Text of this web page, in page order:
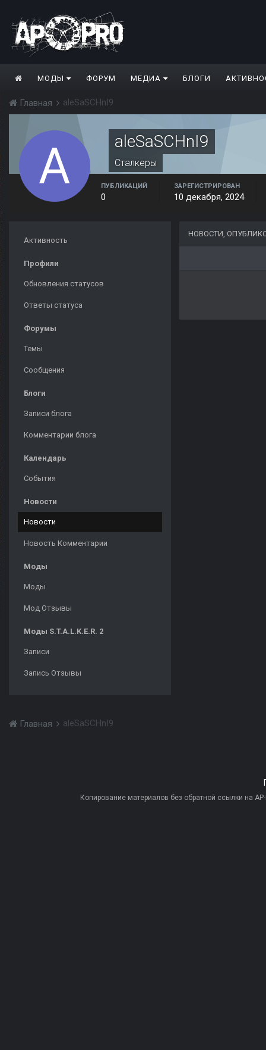
МОДЫ ФОРУМ МЕДИА БЛОГИ
Главная aleSaSCHnI9
aleSaSCHnI9
Сталкеры
ПУБЛИКАЦИЙ
0
ЗАРЕГИСТРИРОВАН
10 декабря, 2024
Активность
Профили
Обновления статусов
Ответы статуса
Форумы
Темы
Сообщения
Блоги
Записи блога
Комментарии блога
Календарь
События
Новости
Новости
Новость Комментарии
Моды
Моды
Мод Отзывы
Моды S.T.A.L.K.E.R. 2
Записи
Запись Отзывы
НОВОСТИ,
Главная aleSaSCHnI9
Копирование материалов без обратной ссылки на